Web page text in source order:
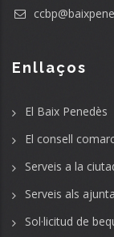
Enllaços
El Baix Penedès
El consell
Serveis a la
Serveis als
Sol·licitud de